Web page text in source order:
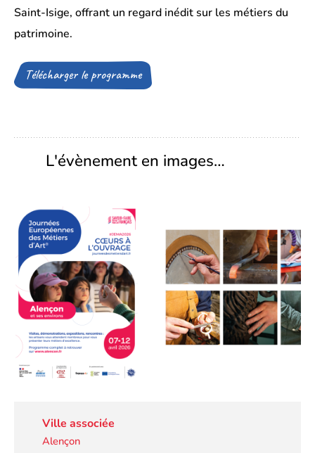
Saint-Isige, offrant un regard inédit sur les métiers du
patrimoine.
Télécharger le programme(Ouverture
d’un
nouvel
onglet)
L'évènement en images…
Ville associée
Alençon